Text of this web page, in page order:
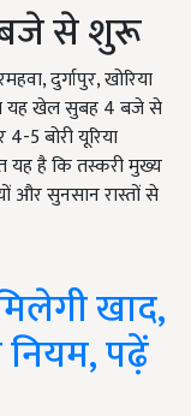
से शुरू
दुर्गापुर, खोरिया
यह खेल सुबह 4 बजे से
5 बोरी यूरिया
यह है कि तस्करी मुख्य
और सुनसान रास्तों से
खाद,
पढ़ें